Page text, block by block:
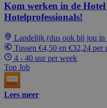
Kom werken in de
Hotelprofessionals!
Landelijk (dus ook bij jou in
Tussen €4,50 en €32,24 per
4 - 40 uur per week
Top Job
Lees meer